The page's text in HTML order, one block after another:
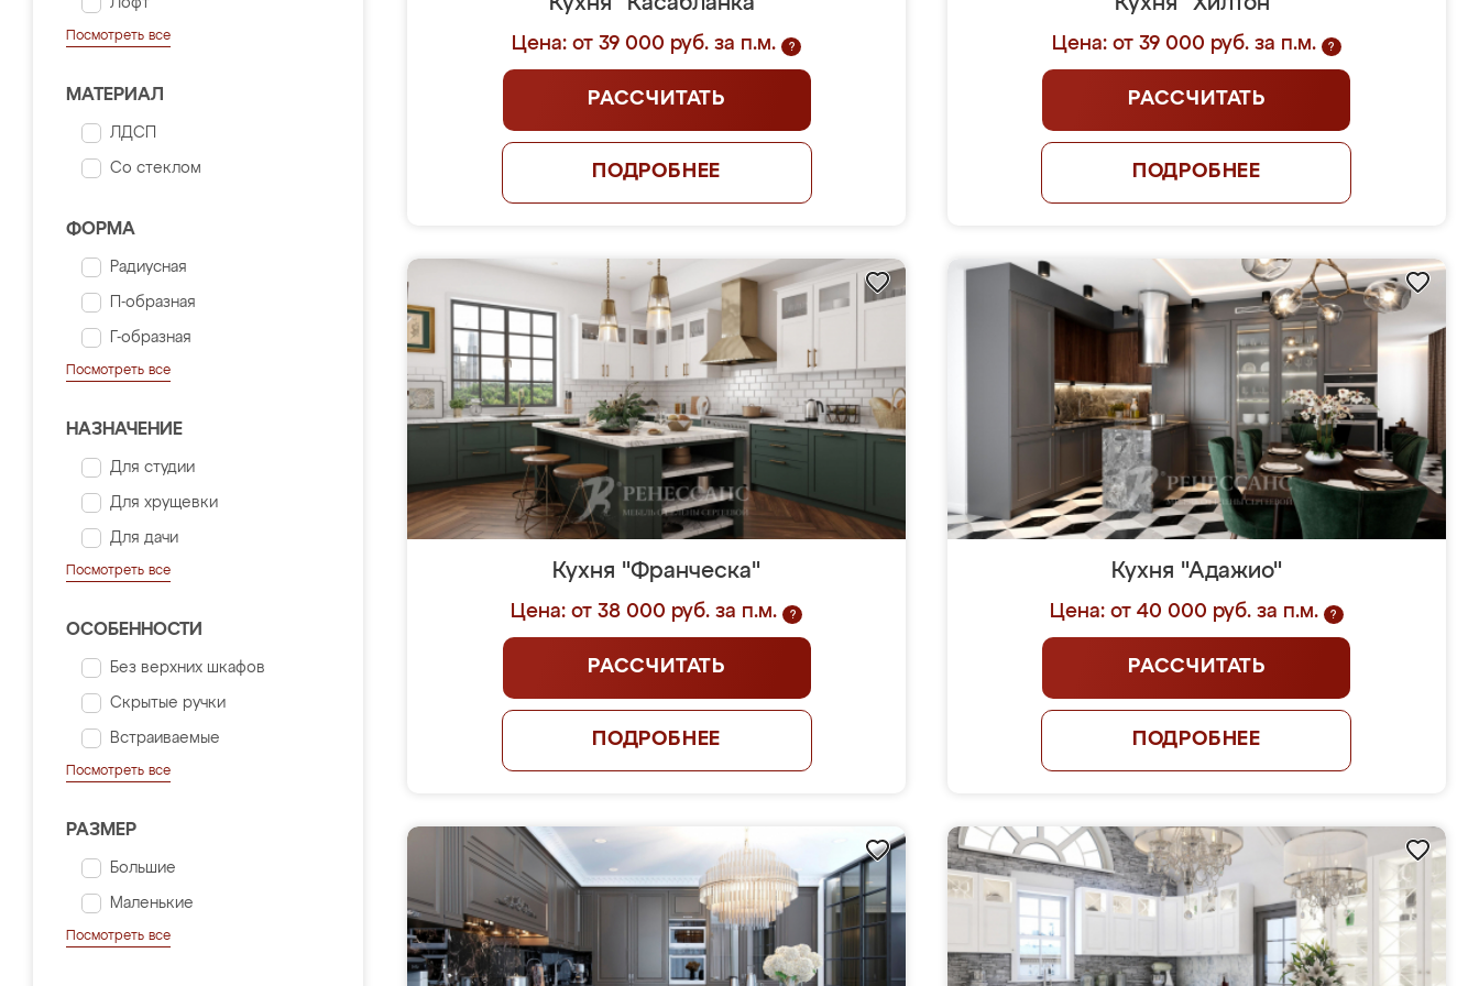
Лофт
Посмотреть все
МАТЕРИАЛ
ЛДСП
Со стеклом
ФОРМА
Радиусная
П-образная
Г-образная
Посмотреть все
НАЗНАЧЕНИЕ
Для студии
Для хрущевки
Для дачи
Посмотреть все
ОСОБЕННОСТИ
Без верхних шкафов
Скрытые ручки
Встраиваемые
Посмотреть все
РАЗМЕР
Большие
Маленькие
Посмотреть все
Цена: от 39 000 руб. за п.м. ?
РАССЧИТАТЬ
ПОДРОБНЕЕ
Цена: от 39 000 руб. за п.м. ?
РАССЧИТАТЬ
ПОДРОБНЕЕ
Кухня "Франческа"
Цена: от 38 000 руб. за п.м. ?
РАССЧИТАТЬ
ПОДРОБНЕЕ
Кухня "Адажио"
Цена: от 40 000 руб. за п.м. ?
РАССЧИТАТЬ
ПОДРОБНЕЕ